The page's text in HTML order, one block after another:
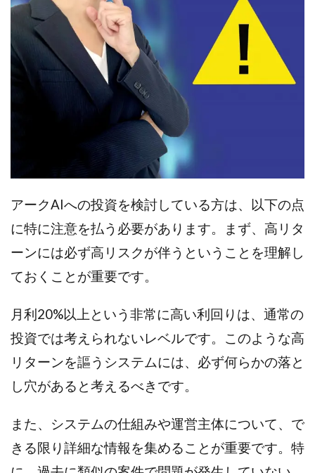
アークAIへの投資を検討している方は、以下の点
に特に注意を払う必要があります。まず、高リタ
ーンには必ず高リスクが伴うということを理解し
ておくことが重要です。
月利20%以上という非常に高い利回りは、通常の
投資では考えられないレベルです。このような高
リターンを謳うシステムには、必ず何らかの落と
し穴があると考えるべきです。
また、システムの仕組みや運営主体について、で
きる限り詳細な情報を集めることが重要です。特
アダルトアフィリエイトクラブ(AAC)
アップライフ
アドネス株式会社
アフェリエイトは稼げない
アブダビ先生
アプリ
アプリで確認するだけ
アプリ生活
アモン
アラン・ソリマチ
New Pioneer
MONEY QUEEN(マネークイーン)
Delta運営サポート事務局
BUTTER CASH(バターキャッシュ)
CASHｘCAPTURE運営事務局
ChatGPTセミナー
CONNECT(コネクト)
dagen
Dan.Inoue(ダン イノウエ)
Diary(ダイアリー)
BREAKER(ブレイカー)
DTH Co.
EA/Tool
Everyone(エブリワン)
FANFARE(ファンファーレ)
fargo(ファーゴ)
FCシステム
feppiness株式会社
ADVANCE(アドバンス)
【公式】ストック(在宅10Minutes)
000万～1億を誰でも目指せる!
000円をGET